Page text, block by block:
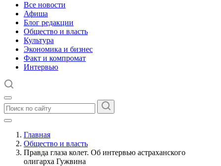
Все новости
Афиша
Блог редакции
Общество и власть
Культура
Экономика и бизнес
Факт и компромат
Интервью
Главная
Общество и власть
Правда глаза колет. Об интервью астраханского
олигарха Гужвина